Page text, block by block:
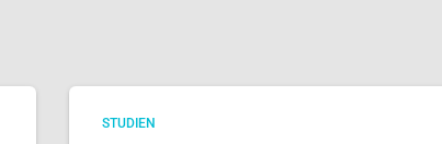
STUDIEN